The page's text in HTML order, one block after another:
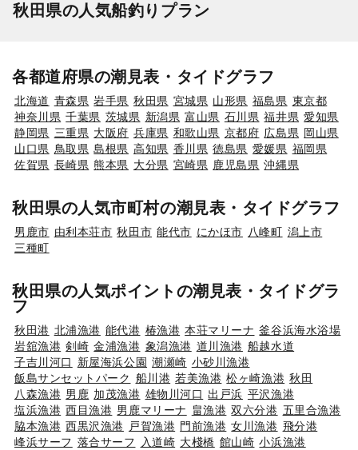
秋田県の人気船釣りプラン
各都道府県の潮見表・タイドグラフ
北海道 青森県 岩手県 秋田県 宮城県 山形県 福島県 東京都
神奈川県 千葉県 茨城県 新潟県 富山県 石川県 福井県 愛知県
静岡県 三重県 大阪府 兵庫県 和歌山県 京都府 広島県 岡山県
山口県 鳥取県 島根県 高知県 香川県 徳島県 愛媛県 福岡県
佐賀県 長崎県 熊本県 大分県 宮崎県 鹿児島県 沖縄県
秋田県の人気市町村の潮見表・タイドグラフ
男鹿市 由利本荘市 秋田市 能代市 にかほ市 八峰町 潟上市
三種町
秋田県の人気ポイントの潮見表・タイドグラ
フ
秋田港 北浦漁港 能代港 椿漁港 本荘マリーナ 釜谷浜海水浴場
岩舘漁港 剣崎 金浦漁港 象潟漁港 道川漁港 船越水道
子吉川河口
新屋海浜公園 潮瀬崎 小砂川漁港
飯島サンセットパーク 船川港 若美漁港 松ヶ崎漁港 秋田
八森漁港 男鹿 加茂漁港 雄物川河口 出戸浜 平沢漁港
塩浜漁港 西目漁港 男鹿マリーナ 畠漁港 双六分港 五里合漁港
脇本漁港 西黒沢漁港 戸賀漁港 門前漁港 女川漁港 飛分港
峰浜サーフ 落合サーフ 入道崎 大棧橋 館山崎 小浜漁港